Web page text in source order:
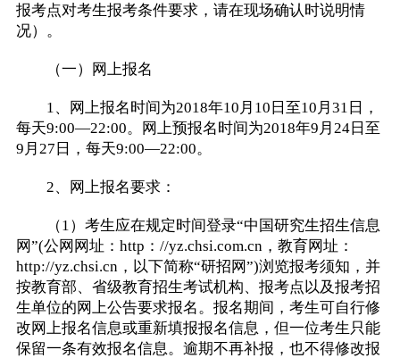
报考点对考生报考条件要求，请在现场确认时说明情
况）。
（一）网上报名
1、网上报名时间为2018年10月10日至10月31日，
每天9:00—22:00。网上预报名时间为2018年9月24日至
9月27日，每天9:00—22:00。
2、网上报名要求：
（1）考生应在规定时间登录“中国研究生招生信息
网”(公网网址：http：//yz.chsi.com.cn，教育网址：
http://yz.chsi.cn，以下简称“研招网”)浏览报考须知，并
按教育部、省级教育招生考试机构、报考点以及报考招
生单位的网上公告要求报名。报名期间，考生可自行修
改网上报名信息或重新填报报名信息，但一位考生只能
保留一条有效报名信息。逾期不再补报，也不得修改报